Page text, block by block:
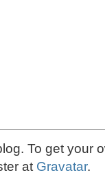
To get your
at Gravatar.